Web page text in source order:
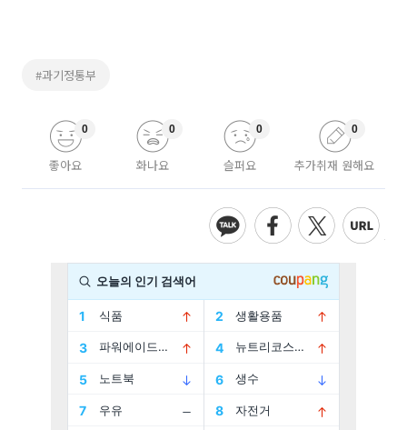
#과기정통부
좋아요
0
화나요
0
슬퍼요
0
추가취재 원해요
0